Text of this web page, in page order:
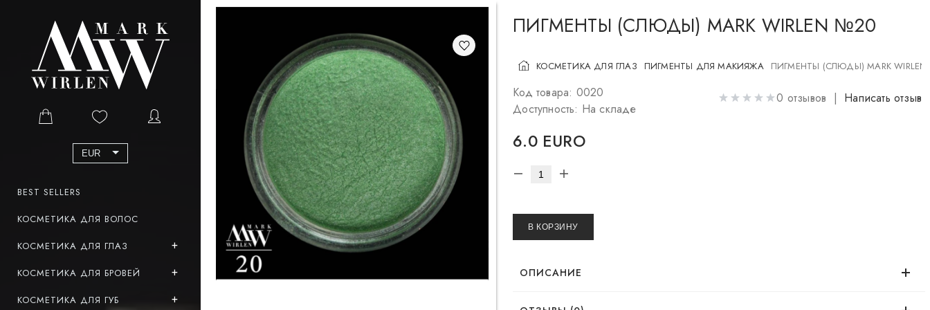
EUR
BEST SELLERS
КОСМЕТИКА ДЛЯ ВОЛОС
КОСМЕТИКА ДЛЯ ГЛАЗ
КОСМЕТИКА ДЛЯ БРОВЕЙ
КОСМЕТИКА ДЛЯ ГУБ
ПИГМЕНТЫ (СЛЮДЫ) MARK WIRLEN №20
КОСМЕТИКА ДЛЯ ГЛАЗ ПИГМЕНТЫ ДЛЯ МАКИЯЖА ПИГМЕНТЫ (СЛЮДЫ) MARK
Код товара: 0020
Доступность: На складе
0 отзывов | Написать отзыв
6.0 EURO
В КОРЗИНУ
ОПИСАНИЕ